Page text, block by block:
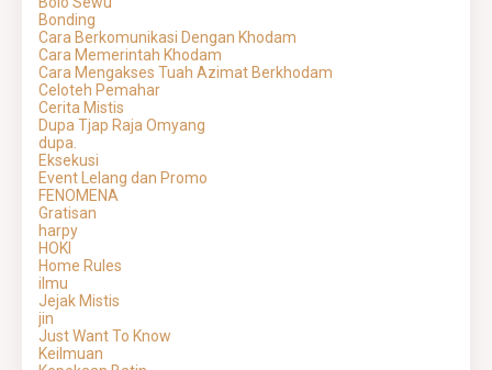
Bonding
Cara Berkomunikasi Dengan Khodam
Cara Memerintah Khodam
Cara Mengakses Tuah Azimat Berkhodam
Celoteh Pemahar
Cerita Mistis
Dupa Tjap Raja Omyang
dupa.
Eksekusi
Event Lelang dan Promo
FENOMENA
Gratisan
harpy
HOKI
Home Rules
ilmu
Jejak Mistis
jin
Just Want To Know
Keilmuan